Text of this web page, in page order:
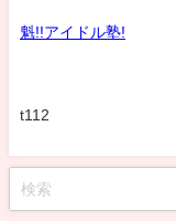
魁!!アイドル塾!
t112